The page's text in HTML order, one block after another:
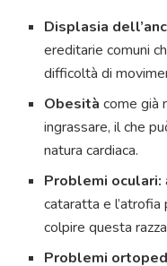
Displasia
ereditarie comuni
difficoltà di
Obesità come già
ingrassare, il che
natura cardiaca.
Problemi oculari:
cataratta e
colpire questa
Problemi